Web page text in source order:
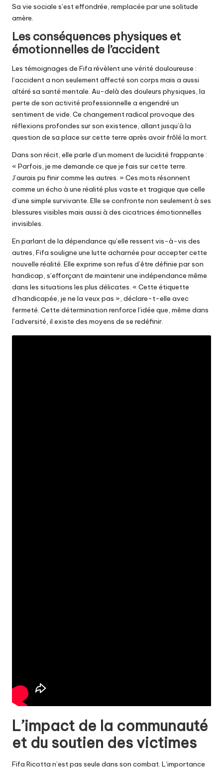
Sa vie sociale s’est effondrée, remplacée par une solitude
amère.
Les conséquences physiques et
émotionnelles de l’accident
Les témoignages de Fifa révèlent une vérité douloureuse :
l’accident a non seulement affecté son corps mais a aussi
altéré sa santé mentale. Au-delà des douleurs physiques, la
perte de son activité professionnelle a engendré un
sentiment de vide. Ce changement radical provoque des
réflexions profondes sur son existence, allant jusqu’à la
question de sa place sur cette terre après avoir frôlé la mort.
Dans son récit, elle parle d’un moment de lucidité frappante :
« Parfois, je me demande ce que je fais sur cette terre.
J’aurais pu finir comme les autres. » Ces mots résonnent
comme un écho à une réalité plus vaste et tragique que celle
d’une simple survivante. Elle se confronte non seulement à ses
blessures visibles mais aussi à des cicatrices émotionnelles
invisibles.
En parlant de la dépendance qu’elle ressent vis-à-vis des
autres, Fifa souligne une lutte acharnée pour accepter cette
nouvelle réalité. Elle exprime son refus d’être définie par son
handicap, s’efforçant de maintenir une indépendance même
dans les situations les plus délicates. « Cette étiquette
d’handicapée, je ne la veux pas », déclare-t-elle avec
fermeté. Cette détermination renforce l’idée que, même dans
l’adversité, il existe des moyens de se redéfinir.
L’impact de la communauté
et du soutien des victimes
Fifa Ricotta n’est pas seule dans son combat. L’importance